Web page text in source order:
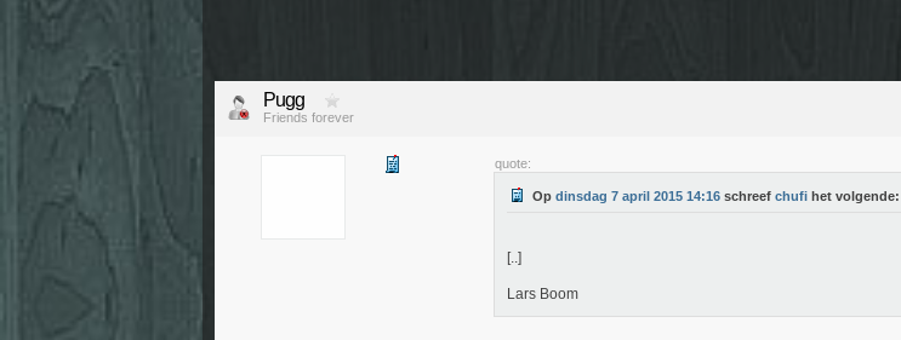
Pugg
Friends forever
quote:
Op dinsdag 7 april 2015 14:16 schreef chufi het volgende:
[..]
Lars Boom